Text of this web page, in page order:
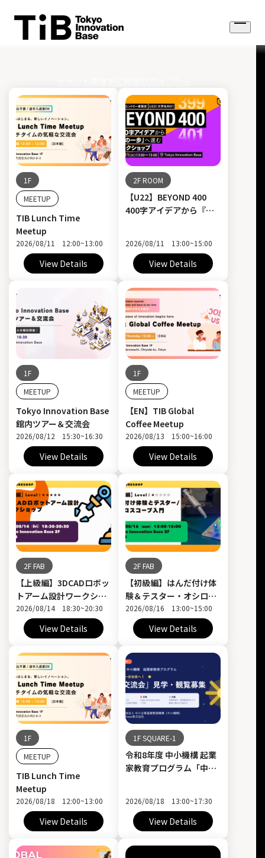
content
Open
menu
1F
MEETUP
TIB Lunch Time
Meetup
2026/08/11 12:00~13:00
View Details
2F ROOM
【U22】BEYOND 400
400字アイデアから『次
2026/08/11 13:00~15:00
View Details
1F
MEETUP
Tokyo Innovation Base
館内ツアー＆交流会
2026/08/12 15:30~16:30
View Details
1F
MEETUP
【EN】TIB Global
Coffee Meetup
2026/08/13 15:00~16:00
View Details
2F FAB
【上級編】3DCADロボッ
トアーム設計ワークショ
ップ
2026/08/14 18:30~20:30
View Details
2F FAB
【初級編】はんだ付け体
験＆テスター・オシロス
コープの使い方
2026/08/16 13:00~15:00
View Details
1F
MEETUP
TIB Lunch Time
Meetup
2026/08/18 12:00~13:00
View Details
1F SQUARE-1
令和8年度 中小機構 起業
家教育プログラム「中間
2026/08/18 13:00~17:30
View Details